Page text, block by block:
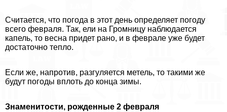
Считается, что погода в этот день определяет погоду
всего февраля. Так, ели на Громницу наблюдается
капель, то весна придет рано, и в феврале уже будет
достаточно тепло.
Если же, напротив, разгуляется метель, то такими же
будут погоды вплоть до конца зимы.
Знаменитости, рожденные 2 февраля